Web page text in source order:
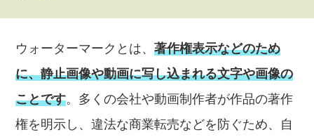
ウォーターマークとは、著作権表示などのため
に、静止画像や動画に写し込まれる文字や画像の
ことです。多くの会社や動画制作者が作品の著作
権を明示し、違法な商業転売などを防ぐため、自